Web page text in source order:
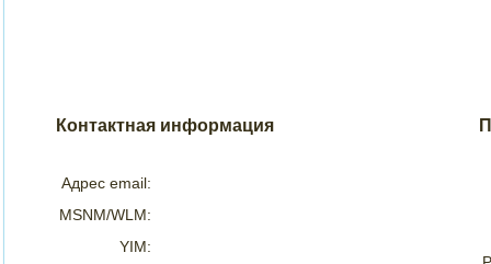
Контактная информация
Адрес email:
MSNM/WLM:
YIM: